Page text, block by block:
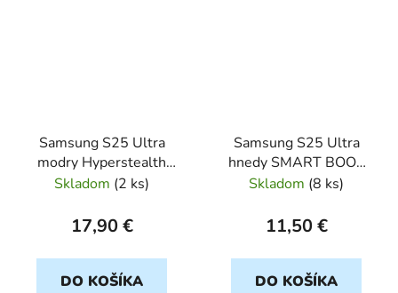
Samsung S25 Ultra
modry Hyperstealth
MagForce TACTICAL
Skladom (2 ks)
17,90 €
DO KOŠÍKA
Samsung S25 Ultra
hnedy SMART BOOK
Pro Leather
Skladom (8 ks)
11,50 €
DO KOŠÍKA